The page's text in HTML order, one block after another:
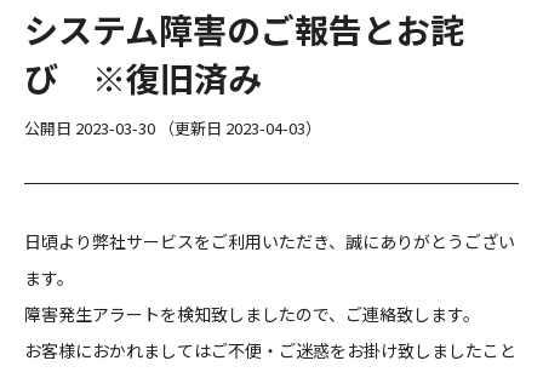
ヘルプ
お問い合わせ
システム障害のご報告とお詫
び ※復旧済み
公開日 2023-03-30 （更新日 2023-04-03）
日頃より弊社サービスをご利用いただき、誠にありがとうござい
ます。
障害発生アラートを検知致しましたので、ご連絡致します。
お客様におかれましてはご不便・ご迷惑をお掛け致しましたこと